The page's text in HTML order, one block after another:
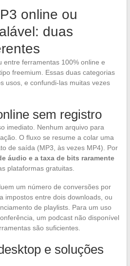
online ou
duas
entre ferramentas 100% online e
freemium. Essas duas categorias
usos, e confundi-las muitas vezes
sem registro
imediato. Nenhum arquivo para
O fluxo se resume a colar uma
de saída (MP3, às vezes MP4). Por
áudio e a taxa de bits raramente
plataformas gratuitas.
um número de conversões por
impostos entre dois downloads, ou
de playlists. Para um uso
um podcast não disponível
são suficientes.
e soluções